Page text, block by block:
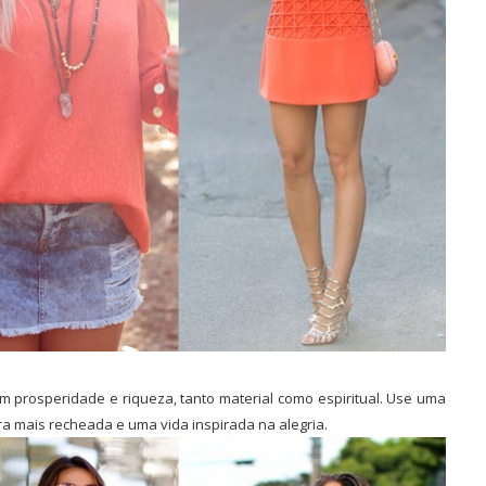
prosperidade e riqueza, tanto material como espiritual. Use uma
mais recheada e uma vida inspirada na alegria.